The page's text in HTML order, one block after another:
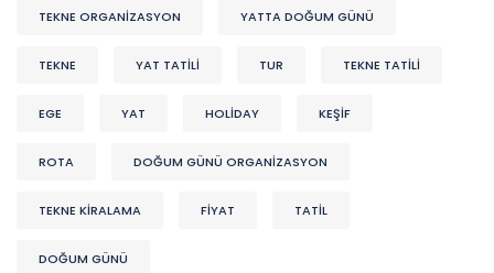
TEKNE ORGANIZASYON YATTA DOĞUM GÜNÜ
TEKNE YAT TATİLİ TUR TEKNE TATİLİ
EGE YAT HOLİDAY KEŞIF
ROTA DOĞUM GÜNÜ ORGANIZASYON
TEKNE KİRALAMA FİYAT TATİL
DOĞUM GÜNÜ